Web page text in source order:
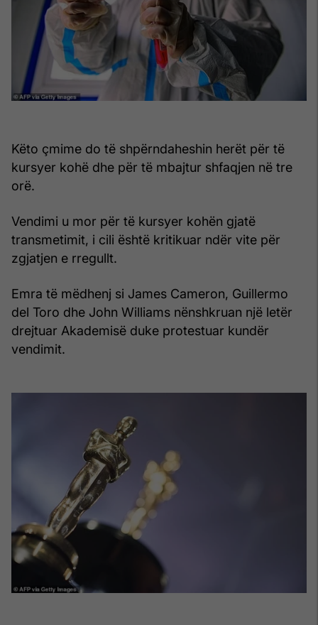
Këto çmime do të shpërndaheshin herët për të
kursyer kohë dhe për të mbajtur shfaqjen në tre
orë.
Vendimi u mor për të kursyer kohën gjatë
transmetimit, i cili është kritikuar ndër vite për
zgjatjen e rregullt.
Emra të mëdhenj si James Cameron, Guillermo
del Toro dhe John Williams nënshkruan një letër
drejtuar Akademisë duke protestuar kundër
vendimit.